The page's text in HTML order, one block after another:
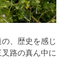
、歴史を感じ
路の真ん中に